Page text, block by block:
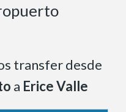
transfer desde
a Erice Valle